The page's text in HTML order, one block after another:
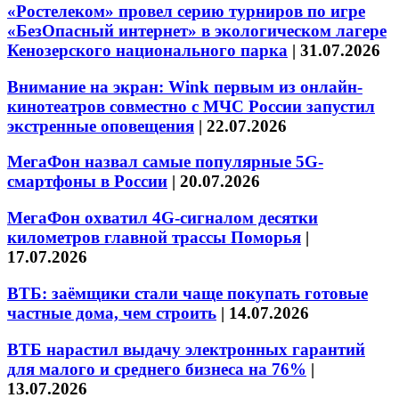
«Ростелеком» провел серию турниров по игре
«БезОпасный интернет» в экологическом лагере
Кенозерского национального парка | 31.07.2026
Внимание на экран: Wink первым из онлайн-
кинотеатров совместно с МЧС России запустил
экстренные оповещения | 22.07.2026
МегаФон назвал самые популярные 5G-
смартфоны в России | 20.07.2026
МегаФон охватил 4G-сигналом десятки
километров главной трассы Поморья |
17.07.2026
ВТБ: заёмщики стали чаще покупать готовые
частные дома, чем строить | 14.07.2026
ВТБ нарастил выдачу электронных гарантий
для малого и среднего бизнеса на 76% |
13.07.2026